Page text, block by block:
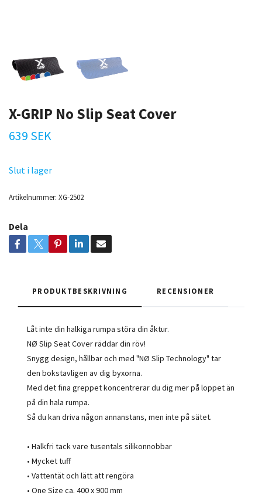
X-GRIP No Slip Seat Cover
639 SEK
Slut i lager
Artikelnummer: XG-2502
Dela
PRODUKTBESKRIVNING RECENSIONER
Låt inte din halkiga rumpa störa din åktur.
NØ Slip Seat Cover räddar din röv!
Snygg design, hållbar och med "NØ Slip Technology" tar
den bokstavligen av dig byxorna.
Med det fina greppet koncentrerar du dig mer på loppet än
på din hala rumpa.
Så du kan driva någon annanstans, men inte på sätet.
• Halkfri tack vare tusentals silikonnobbar
• Mycket tuff
• Vattentät och lätt att rengöra
• One Size ca. 400 x 900 mm